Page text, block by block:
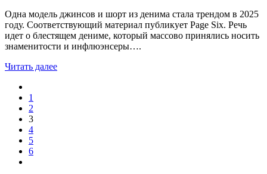
Одна модель джинсов и шорт из денима стала трендом в 2025
году. Соответствующий материал публикует Page Six. Речь
идет о блестящем дениме, который массово принялись носить
знаменитости и инфлюэнсеры….
Читать далее
1
2
3
4
5
6